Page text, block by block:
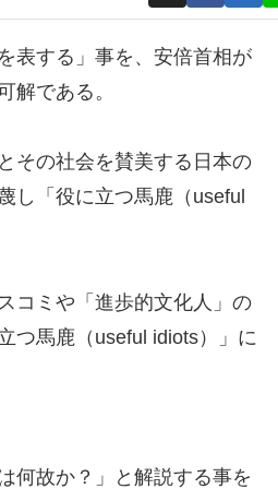
表する」事を、安倍首相が
解である。
その社会を賛美する日本の
し「役に立つ馬鹿（useful
コミや「進歩的文化人」の
つ馬鹿（useful idiots）」に
何故か？」と解説する事を